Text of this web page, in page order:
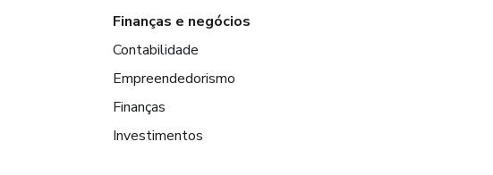
Finanças e negócios
Contabilidade
Empreendedorismo
Finanças
Investimentos